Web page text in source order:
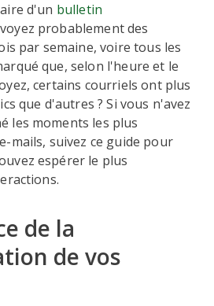
d'un bulletin
probablement des
par semaine, voire tous les
que, selon l'heure et le
certains courriels ont plus
que d'autres ? Si vous n'avez
les moments les plus
mails, suivez ce guide pour
espérer le plus
de la
de vos